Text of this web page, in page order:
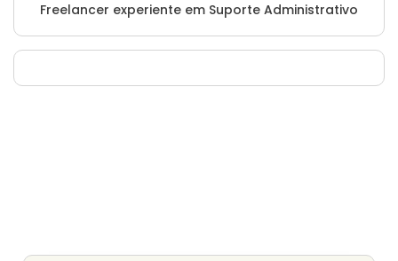
Freelancer experiente em Suporte Administrativo